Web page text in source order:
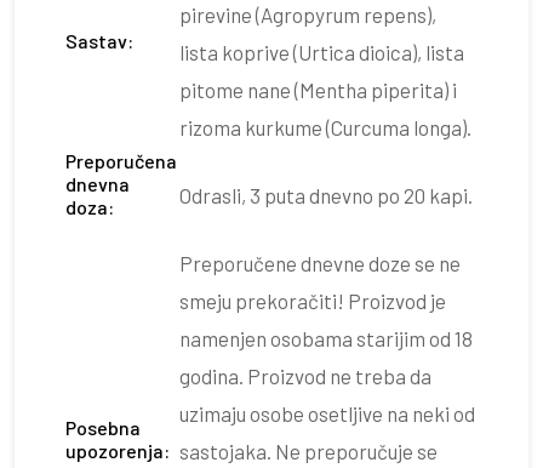
Sastav:
pirevine (Agropyrum repens),
lista koprive (Urtica dioica), lista
pitome nane (Mentha piperita) i
rizoma kurkume (Curcuma longa).
Preporučena
dnevna
doza:
Odrasli, 3 puta dnevno po 20 kapi.
Posebna
upozorenja:
Preporučene dnevne doze se ne
smeju prekoračiti! Proizvod je
namenjen osobama starijim od 18
godina. Proizvod ne treba da
uzimaju osobe osetljive na neki od
sastojaka. Ne preporučuje se